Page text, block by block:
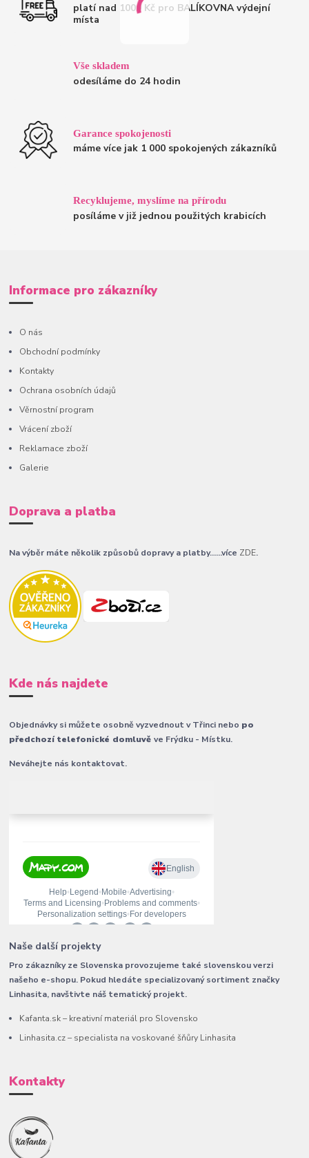
platí nad 1000 Kč pro BALÍKOVNA výdejní
místa
Vše skladem
odesíláme do 24 hodin
Garance spokojenosti
máme více jak 1 000 spokojených zákazníků
Recyklujeme, myslíme na přírodu
posíláme v již jednou použitých krabicích
Informace pro zákazníky
O nás
Obchodní podmínky
Kontakty
Ochrana osobních údajů
Věrnostní program
Vrácení zboží
Reklamace zboží
Galerie
Doprava a platba
Na výběr máte několik způsobů dopravy a platby......více ZDE.
Kde nás najdete
Objednávky si můžete osobně vyzvednout v Třinci nebo po
předchozí telefonické domluvěve Frýdku - Místku.
Neváhejte nás kontaktovat.
Naše další projekty
Pro zákazníky ze Slovenska provozujeme také slovenskou verzi
našeho e-shopu. Pokud hledáte specializovaný sortiment značky
Linhasita, navštivte náš tematický projekt.
Kafanta.sk – kreativní materiál pro Slovensko
Linhasita.cz – specialista na voskované šňůry Linhasita
Kontakty